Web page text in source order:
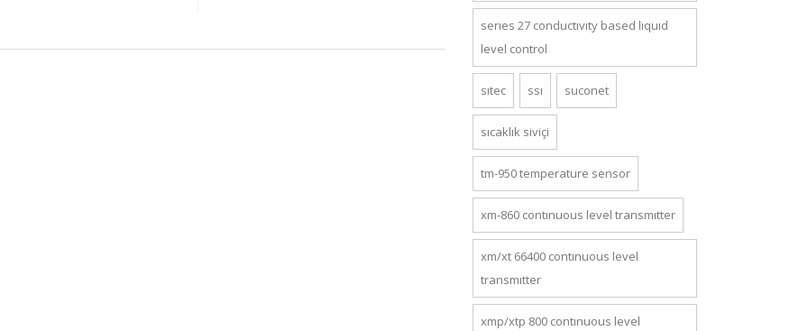
series 27 conductivity based liquid
level control
sitec ssi suconet
sıcaklık siviçi
tm-950 temperature sensor
xm-860 continuous level transmitter
xm/xt 66400 continuous level
transmitter
xmp/xtp 800 continuous level